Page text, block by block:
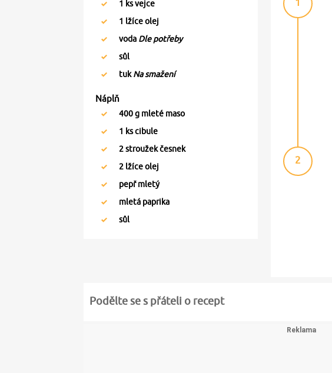
1 ks vejce
1 lžíce olej
voda Dle potřeby
sůl
tukNa smažení
Náplň
400g mleté maso
1 ks cibule
2stroužek česnek
2 lžíce olej
pepř mletý
mletá paprika
sůl
1
2
Podělte se s přáteli o recept